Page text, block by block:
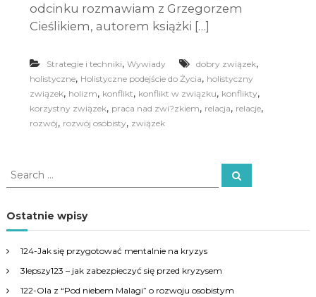
odcinku rozmawiam z Grzegorzem
Cieślikiem, autorem książki […]
Strategie i techniki, Wywiady dobry związek,
holistyczne, Holistyczne podejście do Życia, holistyczny
związek, holizm, konflikt, konflikt w związku, konflikty,
korzystny związek, praca nad zwi?zkiem, relacja, relacje,
rozwój, rozwój osobisty, związek
S
e
r
c
o
r
S
e
Ostatnie wpisy
124-Jak się przygotować mentalnie na kryzys
3lepszy123 – jak zabezpieczyć się przed kryzysem
122-Ola z “Pod niebem Malagi” o rozwoju osobistym